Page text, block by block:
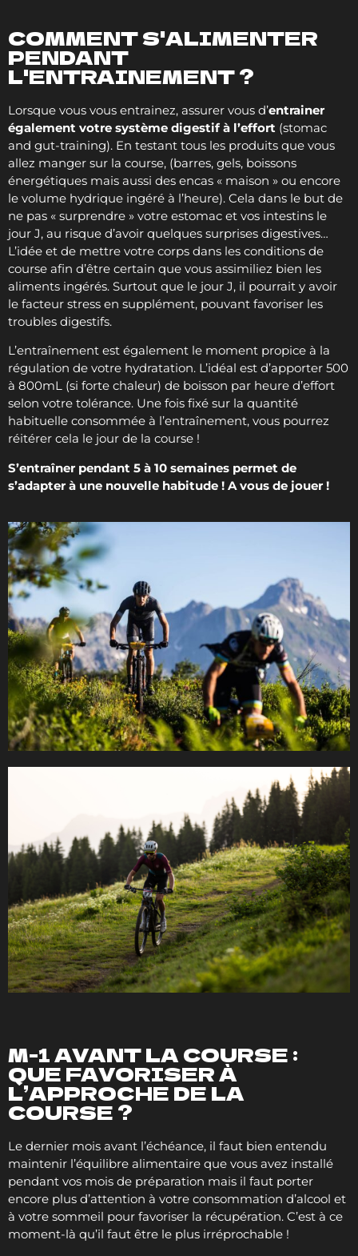
COMMENT S'ALIMENTER
PENDANT
L'ENTRAINEMENT ?
Lorsque vous vous entrainez, assurer vous d’entrainer
également votre système digestif à l’effort (stomac
and gut-training). En testant tous les produits que vous
allez manger sur la course, (barres, gels, boissons
énergétiques mais aussi des encas « maison » ou encore
le volume hydrique ingéré à l’heure). Cela dans le but de
ne pas « surprendre » votre estomac et vos intestins le
jour J, au risque d’avoir quelques surprises digestives…
L’idée et de mettre votre corps dans les conditions de
course afin d’être certain que vous assimiliez bien les
aliments ingérés. Surtout que le jour J, il pourrait y avoir
le facteur stress en supplément, pouvant favoriser les
troubles digestifs.
L’entraînement est également le moment propice à la
régulation de votre hydratation. L’idéal est d’apporter 500
à 800mL (si forte chaleur) de boisson par heure d’effort
selon votre tolérance. Une fois fixé sur la quantité
habituelle consommée à l’entraînement, vous pourrez
réitérer cela le jour de la course !
S’entraîner pendant 5 à 10 semaines permet de
s’adapter à une nouvelle habitude ! A vous de jouer !
M-1 AVANT LA COURSE :
QUE FAVORISER À
L’APPROCHE DE LA
COURSE ?
Le dernier mois avant l’échéance, il faut bien entendu
maintenir l’équilibre alimentaire que vous avez installé
pendant vos mois de préparation mais il faut porter
encore plus d’attention à votre consommation d’alcool et
à votre sommeil pour favoriser la récupération. C’est à ce
moment-là qu’il faut être le plus irréprochable !